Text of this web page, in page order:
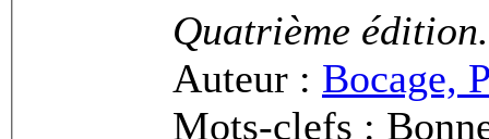
Quatrième
Auteur : Bocage,
Mots-clefs :